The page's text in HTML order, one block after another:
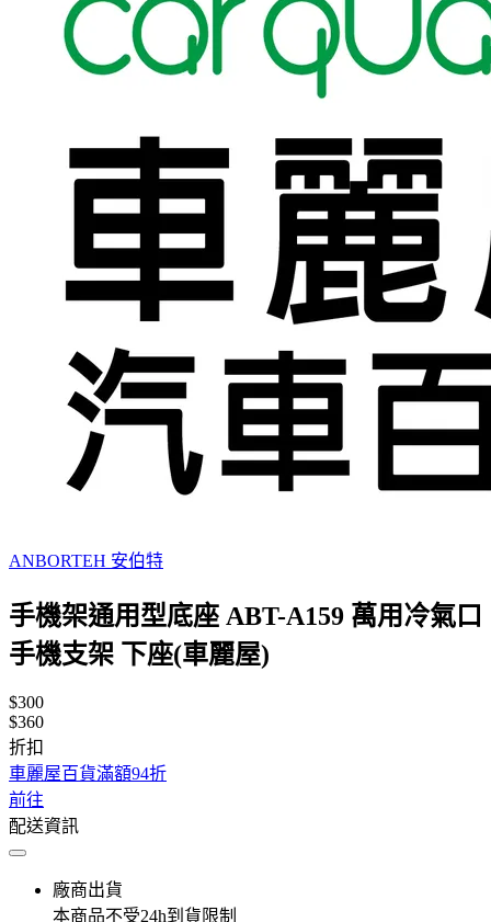
ANBORTEH 安伯特
手機架通用型底座 ABT-A159 萬用冷氣口
手機支架 下座(車麗屋)
$300
$360
折扣
車麗屋百貨滿額94折
前往
配送資訊
廠商出貨
本商品不受24h到貨限制